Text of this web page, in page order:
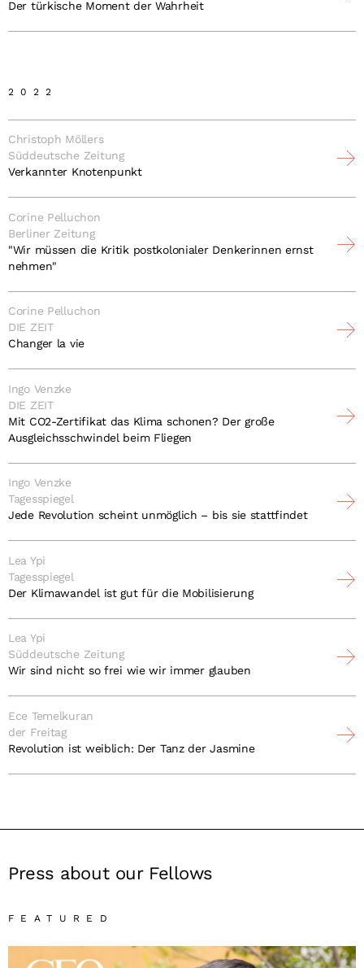
Der türkische Moment der Wahrheit
2022
Christoph Möllers
Süddeutsche Zeitung
Verkannter Knotenpunkt
Corine Pelluchon
Berliner Zeitung
"Wir müssen die Kritik postkolonialer Denkerinnen ernst
nehmen"
Corine Pelluchon
DIE ZEIT
Changer la vie
Ingo Venzke
DIE ZEIT
Mit CO2-Zertifikat das Klima schonen? Der große
Ausgleichsschwindel beim Fliegen
Ingo Venzke
Tagesspiegel
Jede Revolution scheint unmöglich – bis sie stattfindet
Lea Ypi
Tagesspiegel
Der Klimawandel ist gut für die Mobilisierung
Lea Ypi
Süddeutsche Zeitung
Wir sind nicht so frei wie wir immer glauben
Ece Temelkuran
der Freitag
Revolution ist weiblich: Der Tanz der Jasmine
Press about our Fellows
FEATURED